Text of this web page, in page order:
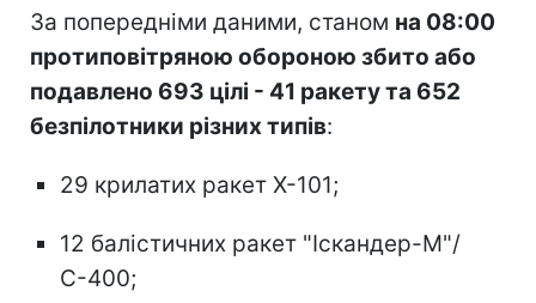
За попередніми даними, станом на 08:00
протиповітряною обороною збито або
подавлено 693 цілі - 41 ракету та 652
безпілотники різних типів:
29 крилатих ракет Х-101;
12 балістичних ракет "Іскандер-М"/
С-400;